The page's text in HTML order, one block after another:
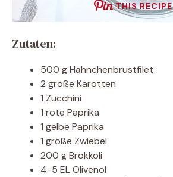
THIS RECIPE
Zutaten:
500 g Hähnchenbrustfilet
2 große Karotten
1 Zucchini
1 rote Paprika
1 gelbe Paprika
1 große Zwiebel
200 g Brokkoli
4-5 EL Olivenöl